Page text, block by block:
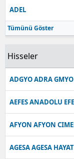
ADEL
Tümünü Göster
Hisseler
ADGYO ADRA GMYO
AEFES ANADOLU
AFYON AFYON
AGESA AGESA